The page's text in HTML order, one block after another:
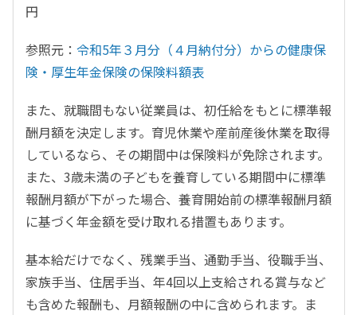
円
参照元： 令和5年３月分（４月納付分）からの健康保
険・厚生年金保険の保険料額表
また、就職間もない従業員は、初任給をもとに標準報
酬月額を決定します。育児休業や産前産後休業を取得
しているなら、その期間中は保険料が免除されます。
また、3歳未満の子どもを養育している期間中に標準
報酬月額が下がった場合、養育開始前の標準報酬月額
に基づく年金額を受け取れる措置もあります。
基本給だけでなく、残業手当、通勤手当、役職手当、
家族手当、住居手当、年4回以上支給される賞与など
も含めた報酬も、月額報酬の中に含められます。ま